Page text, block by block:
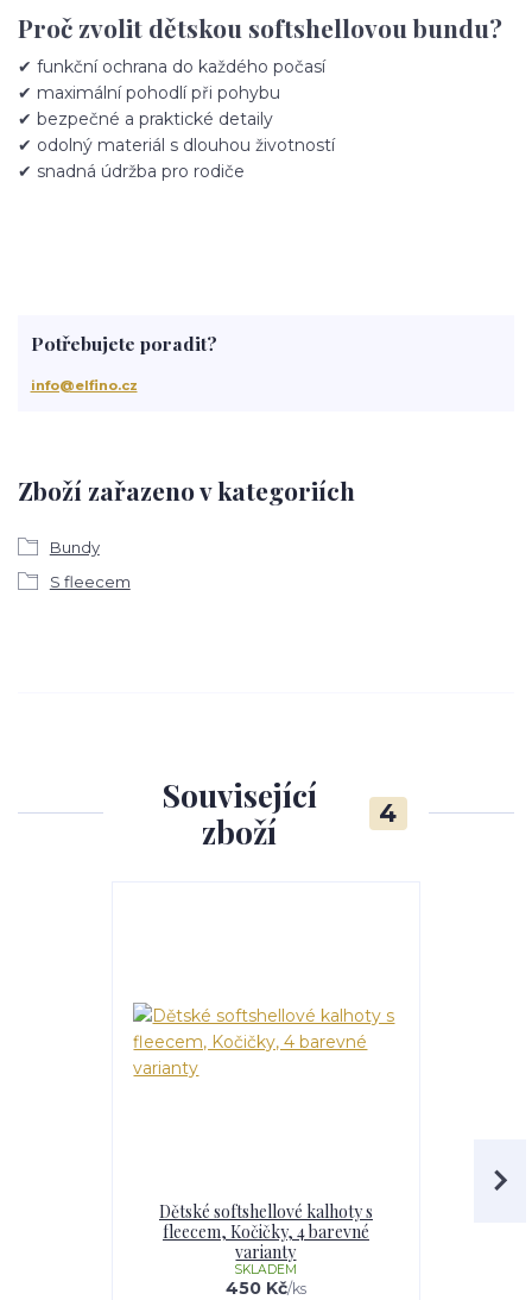
Proč zvolit dětskou softshellovou bundu?
✔ funkční ochrana do každého počasí
✔ maximální pohodlí při pohybu
✔ bezpečné a praktické detaily
✔ odolný materiál s dlouhou životností
✔ snadná údržba pro rodiče
Zboží zařazeno v kategoriích
Bundy
S fleecem
Potřebujete poradit?
info@elfino.cz
Související
zboží
4
Dětské softshellové kalhoty s
fleecem, Kočičky, 4 barevné
varianty
450 Kč/ks
SKLADEM